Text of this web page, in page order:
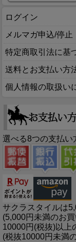
ログイン
メルマガ申込/停止
特定商取引法に基
送料とお支払い方
個人情報の取扱い
選べる8つの支払い
サクラスタイルは
(5,000円未満のお
10000円(税抜)以上
(税抜10000円未満